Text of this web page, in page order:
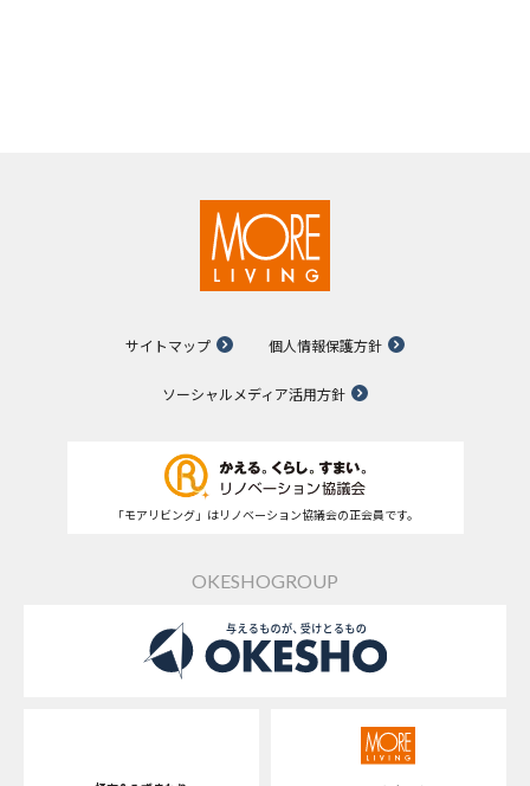
サイトマップ 個人情報保護方針
ソーシャルメディア活用方針
「モアリビング」はリノベーション協議会の正会員です。
OKESHOGROUP